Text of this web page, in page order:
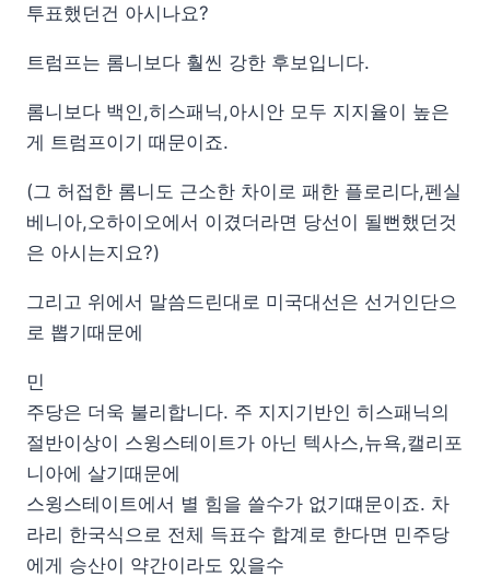
투표했던건 아시나요?
트럼프는 롬니보다 훨씬 강한 후보입니다.
롬니보다 백인,히스패닉,아시안 모두 지지율이 높은
게 트럼프이기 때문이죠.
(그 허접한 롬니도 근소한 차이로 패한 플로리다,펜실
베니아,오하이오에서 이겼더라면 당선이 될뻔했던것
은 아시는지요?)
그리고 위에서 말씀드린대로 미국대선은 선거인단으
로 뽑기때문에
민
주당은 더욱 불리합니다. 주 지지기반인 히스패닉의
절반이상이 스윙스테이트가 아닌 텍사스,뉴욕,캘리포
니아에 살기때문에
스윙스테이트에서 별 힘을 쓸수가 없기떄문이죠. 차
라리 한국식으로 전체 득표수 합계로 한다면 민주당
에게 승산이 약간이라도 있을수